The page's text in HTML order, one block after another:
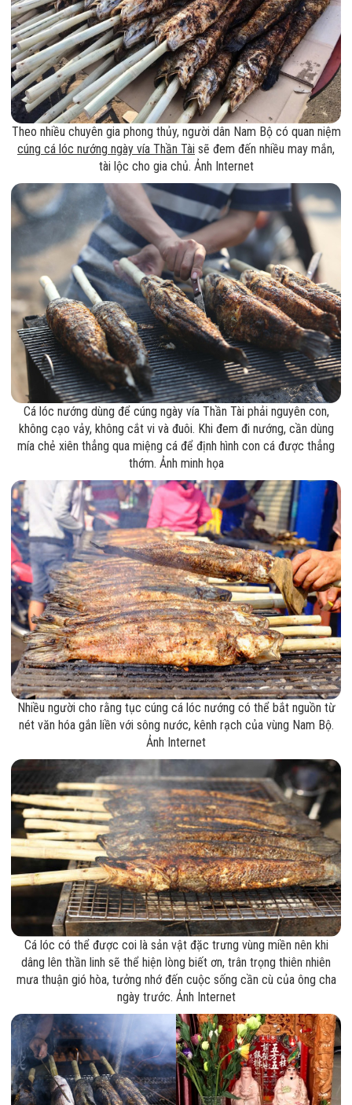
Theo nhiều chuyên gia phong thủy, người dân Nam Bộ có quan niệm
cúng cá lóc nướng ngày vía Thần Tài sẽ đem đến nhiều may mắn,
tài lộc cho gia chủ. Ảnh Internet
Cá lóc nướng dùng để cúng ngày vía Thần Tài phải nguyên con,
không cạo vảy, không cắt vi và đuôi. Khi đem đi nướng, cần dùng
mía chẻ xiên thẳng qua miệng cá để định hình con cá được thẳng
thớm. Ảnh minh họa
Nhiều người cho rằng tục cúng cá lóc nướng có thể bắt nguồn từ
nét văn hóa gắn liền với sông nước, kênh rạch của vùng Nam Bộ.
Ảnh Internet
Cá lóc có thể được coi là sản vật đặc trưng vùng miền nên khi
dâng lên thần linh sẽ thể hiện lòng biết ơn, trân trọng thiên nhiên
mưa thuận gió hòa, tưởng nhớ đến cuộc sống cần cù của ông cha
ngày trước. Ảnh Internet